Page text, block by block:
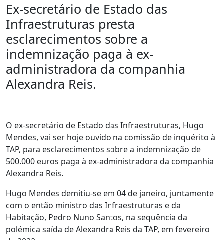
Ex-secretário de Estado das
Infraestruturas presta
esclarecimentos sobre a
indemnização paga à ex-
administradora da companhia
Alexandra Reis.
O ex-secretário de Estado das Infraestruturas, Hugo
Mendes, vai ser hoje ouvido na comissão de inquérito à
TAP, para esclarecimentos sobre a indemnização de
500.000 euros paga à ex-administradora da companhia
Alexandra Reis.
Hugo Mendes demitiu-se em 04 de janeiro, juntamente
com o então ministro das Infraestruturas e da
Habitação, Pedro Nuno Santos, na sequência da
polémica saída de Alexandra Reis da TAP, em fevereiro